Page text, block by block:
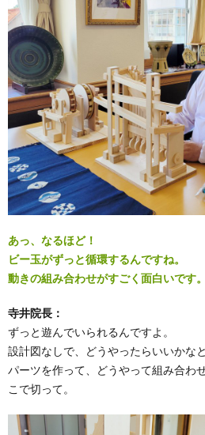
あっ、なるほど！
ビー玉がずっと循環するんですね。
動きの組み合わせがすごく面白いです。
寺井院長：
ずっと遊んでいられるんですよ。
設計図なしで、どうやったらいいかな
パーツを作って、どうやって組み合わ
こで切って。